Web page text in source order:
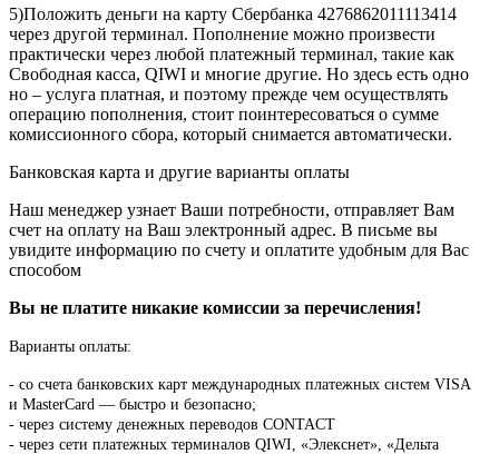
5)Положить деньги на карту Сбербанка 4276862011113414
через другой терминал. Пополнение можно произвести
практически через любой платежный терминал, такие как
Свободная касса, QIWI и многие другие. Но здесь есть одно
но – услуга платная, и поэтому прежде чем осуществлять
операцию пополнения, стоит поинтересоваться о сумме
комиссионного сбора, который снимается автоматически.
Банковская карта и другие варианты оплаты
Наш менеджер узнает Ваши потребности, отправляет Вам
счет на оплату на Ваш электронный адрес. В письме вы
увидите информацию по счету и оплатите удобным для Вас
способом
Вы не платите никакие комиссии за перечисления!
Варианты оплаты:
- со счета банковских карт международных платежных систем VISA
и MasterCard — быстро и безопасно;
- через систему денежных переводов CONTACT
- через сети платежных терминалов QIWI, «Элекснет», «Дельта